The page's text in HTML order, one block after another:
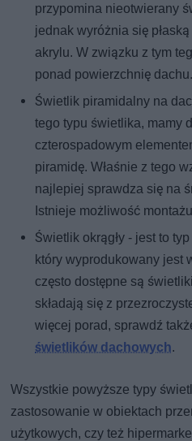
przypomina nieotwierany
jednak wyróżnia się
akrylu. W związku z tym
ponad powierzchnię dachu.
Świetlik piramidalny na
tego typu świetlika, mamy
czterospadowym
piramidę. Właśnie z tego
najlepiej sprawdza się na
Istnieje możliwość
Świetlik okrągły - jest to
który wyprodukowany jest
często dostępne są
składają się z
więcej porad, sprawdź
świetlików dachowych.
Wszystkie powyższe typy
zastosowanie w obiektach
użytkowych, czy też